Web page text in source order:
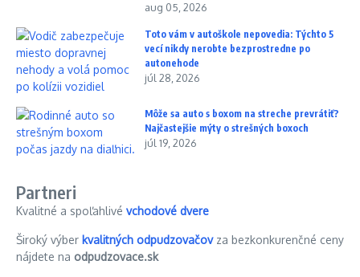
aug 05, 2026
Toto vám v autoškole nepovedia: Týchto 5
vecí nikdy nerobte bezprostredne po
autonehode
júl 28, 2026
Môže sa auto s boxom na streche prevrátiť?
Najčastejšie mýty o strešných boxoch
júl 19, 2026
Partneri
Kvalitné a spoľahlivé vchodové dvere
Široký výber kvalitných odpudzovačovza bezkonkurenčné ceny
nájdete na odpudzovace.sk